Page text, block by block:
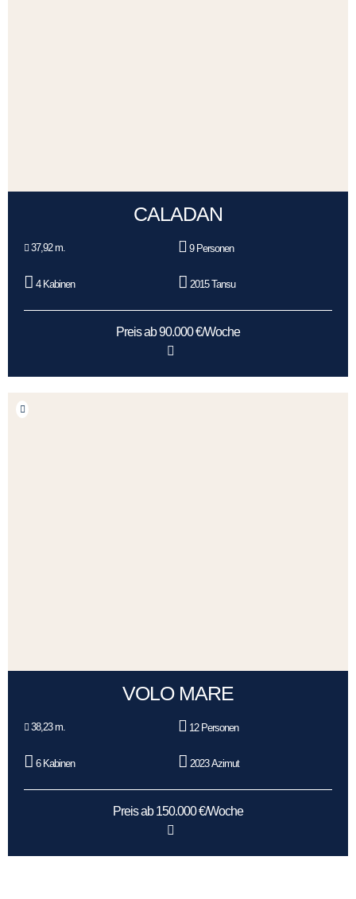
CALADAN
37,92 m. 9 Personen
4 Kabinen 2015 Tansu
Preis ab 90.000 €/Woche
VOLO MARE
38,23 m. 12 Personen
6 Kabinen 2023 Azimut
Preis ab 150.000 €/Woche